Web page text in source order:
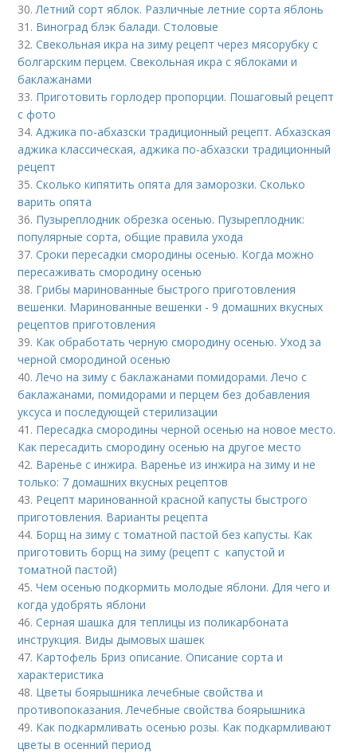
30.Летний сорт яблок. Различные летние сорта яблонь
31. Виноград блэк балади. Столовые
32.Свекольная икра на зиму рецепт через мясорубку с
болгарским перцем. Свекольная икра с яблоками и
баклажанами
33. Приготовить горлодер пропорции. Пошаговый рецепт
с фото
34.Аджика по-абхазски традиционный рецепт. Абхазская
аджика классическая, аджика по-абхазски традиционный
рецепт
35.Сколько кипятить опята для заморозки. Сколько
варить опята
36. Пузыреплодник обрезка осенью. Пузыреплодник:
популярные сорта, общие правила ухода
37.Сроки пересадки смородины осенью. Когда можно
пересаживать смородину осенью
38. Грибы маринованные быстрого приготовления
вешенки. Маринованные вешенки - 9 домашних вкусных
рецептов приготовления
39. Как обработать черную смородину осенью. Уход за
черной смородиной осенью
40.Лечо на зиму с баклажанами помидорами. Лечо с
баклажанами, помидорами и перцем без добавления
уксуса и последующей стерилизации
41. Пересадка смородины черной осенью на новое место.
Как пересадить смородину осенью на другое место
42. Варенье с инжира. Варенье из инжира на зиму и не
только: 7 домашних вкусных рецептов
43. Рецепт маринованной красной капусты быстрого
приготовления. Варианты рецепта
44. Борщ на зиму с томатной пастой без капусты. Как
приготовить борщ на зиму (рецепт с капустой и
томатной пастой)
45.Чем осенью подкормить молодые яблони. Для чего и
когда удобрять яблони
46.Серная шашка для теплицы из поликарбоната
инструкция. Виды дымовых шашек
47. Картофель Бриз описание. Описание сорта и
характеристика
48. Цветы боярышника лечебные свойства и
противопоказания. Лечебные свойства боярышника
49. Как подкармливать осенью розы. Как подкармливают
цветы в осенний период